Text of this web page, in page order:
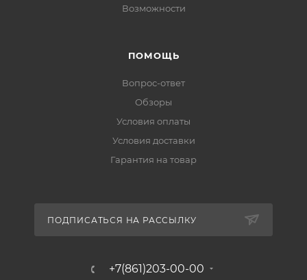
Возможности
ПОМОЩЬ
Вопрос-ответ
Обзоры
Условия оплаты
Условия доставки
Гарантия на товар
ПОДПИСАТЬСЯ НА РАССЫЛКУ
+7(861)203-00-00